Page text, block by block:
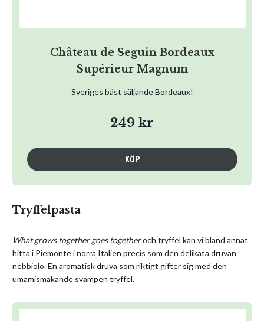
Château de Seguin Bordeaux
Supérieur Magnum
Sveriges bäst säljande Bordeaux!
249 kr
KÖP
Tryffelpasta
What grows together goes togetheroch tryffel kan vi bland annat
hitta i Piemonte i norra Italien precis som den delikata druvan
nebbiolo. En aromatisk druva som riktigt gifter sig med den
umamismakande svampen tryffel.